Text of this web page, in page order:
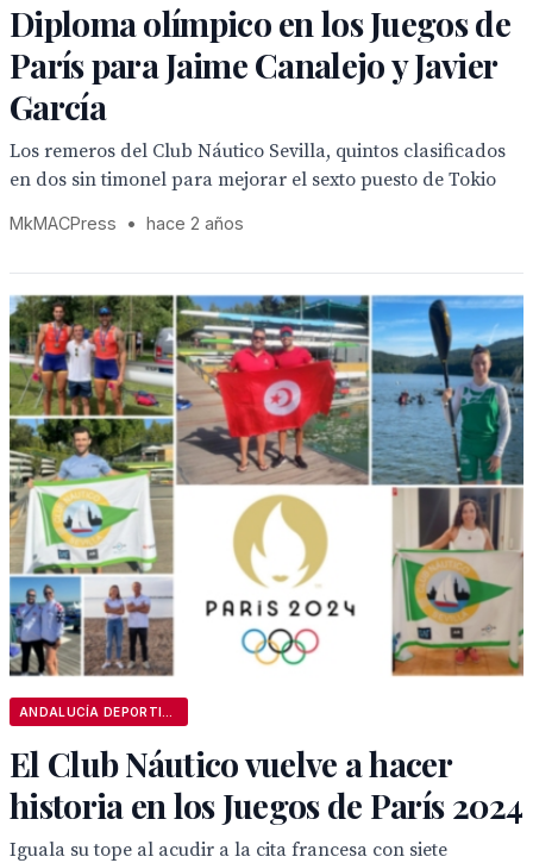
Diploma olímpico en los Juegos de
París para Jaime Canalejo y Javier
García
Los remeros del Club Náutico Sevilla, quintos clasificados
en dos sin timonel para mejorar el sexto puesto de Tokio
MkMACPress • hace 2 años
El Club Náutico vuelve a hacer
historia en los Juegos de París 2024
Iguala su tope al acudir a la cita francesa con siete